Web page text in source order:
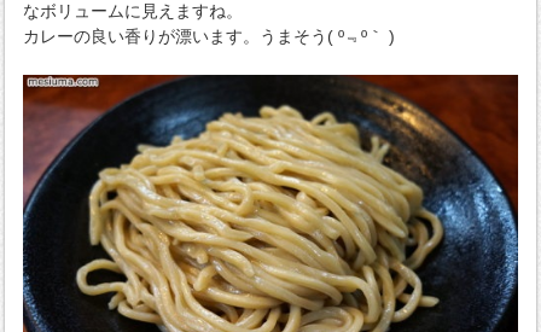
なボリュームに見えますね。
カレーの良い香りが漂います。うまそう( º﹃º｀ )